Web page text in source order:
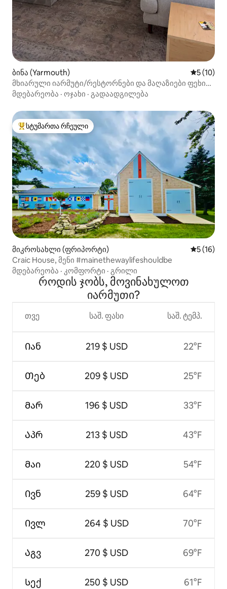
ბინა (Yarmouth) საშუალო
5 (10)
მხიარული იარმუტი/რესტორნები და მაღაზიები ფეხით
სავალ მანძილზე
მდებარეობა · ოჯახი · გადაადგილება
სტუმართა რჩეული მოწინავე ვარიანტი
სტუმართა რჩეული
მიკროსახლი (ფრიპორტი) საშუალო
5 (16)
Craic House, მენი #mainethewaylifeshouldbe
მდებარეობა · კომფორტი · გრილი
როდის ჯობს, მოვინახულოთ
იარმუთი?
თვე
Იან
Თებ
Მარ
Აპრ
Მაი
Ივნ
Ივლ
Აგვ
Სექ
საშ. ფასი
219 $ USD
209 $ USD
196 $ USD
213 $ USD
220 $ USD
259 $ USD
264 $ USD
270 $ USD
250 $ USD
საშ. ტემპ.
22°F
25°F
33°F
43°F
54°F
64°F
70°F
69°F
61°F